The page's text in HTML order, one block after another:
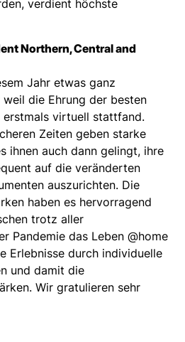
verdient höchste
Northern, Central and
Jahr etwas ganz
die Ehrung der besten
erstmals virtuell stattfand.
Zeiten geben starke
ihnen auch dann gelingt, ihre
auf die veränderten
auszurichten. Die
haben es hervorragend
trotz aller
Pandemie das Leben @home
Erlebnisse durch individuelle
und damit die
Wir gratulieren sehr